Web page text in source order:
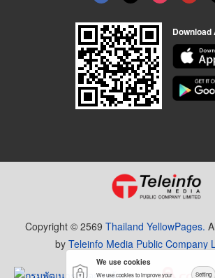
Copyright © 2569 Thailand YellowPages.
by Teleinfo Media Public Company
We use cookies
We use cookies to improve your Setting